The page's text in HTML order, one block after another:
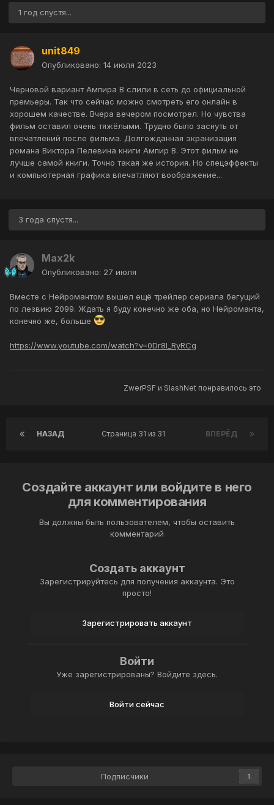
1 год спустя...
unit849
Опубликовано: 14 июля 2023
Черновой вариант Ампира В слили в сеть до официальной
премьеры. Так что сейчас можно смотреть его онлайн в
хорошем качестве. Вчера вечером посмотрел. Но чувства
фильм оставил очень тяжёлыми. Трудно было заснуть от
впечатлений после фильма. Долгожданная экранизация
романа Виктора Пелевина книги Ампир В. Этот фильм не
лучше самой книги. Точно такая же история. Но спецэффекты
и компьютерная графика впечатляют воображение...
3 года спустя...
Max2k
Опубликовано: 27 июля
Вместе с Нейромантом вышел ещё трейлер сериала бегущий
по лезвию 2099. Ждать я буду конечно же оба, но Нейроманта,
конечно же, больше
https://www.youtube.com/watch?v=0Dr8I_RyRCg
ZwerPSF и SlashNet понравилось это
НАЗАД ВПЕРЁД
Страница 31 из 31
Создайте аккаунт или войдите в него
для комментирования
Вы должны быть пользователем, чтобы оставить
комментарий
Создать аккаунт
Зарегистрируйтесь для получения аккаунта. Это
просто!
Зарегистрировать аккаунт
Войти
Уже зарегистрированы? Войдите здесь.
Войти сейчас
Подписчики 1